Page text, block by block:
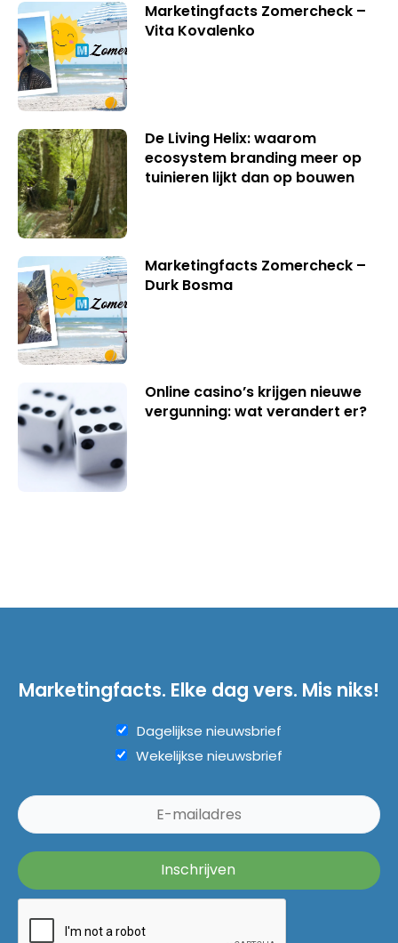
Marketingfacts Zomercheck –
Vita Kovalenko
De Living Helix: waarom
ecosystem branding meer op
tuinieren lijkt dan op bouwen
Marketingfacts Zomercheck –
Durk Bosma
Online casino’s krijgen nieuwe
vergunning: wat verandert er?
Marketingfacts. Elke dag vers. Mis niks!
Dagelijkse nieuwsbrief
Wekelijkse nieuwsbrief